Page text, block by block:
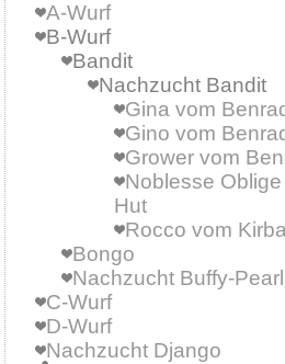
A-Wurf
B-Wurf
Bandit
Nachzucht Bandit
Gina vom
Gino vom
Grower vom
Noblesse
Hut
Rocco vom
Bongo
Nachzucht Buffy-Pearl
C-Wurf
D-Wurf
Nachzucht Django